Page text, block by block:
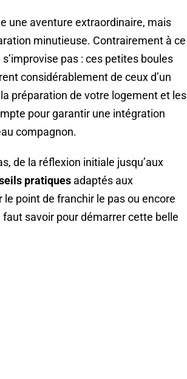
une aventure extraordinaire, mais
minutieuse. Contrairement à ce
s’improvise pas : ces petites boules
considérablement de ceux d’un
préparation de votre logement et les
pour garantir une intégration
compagnon.
de la réflexion initiale jusqu’aux
pratiques adaptés aux
point de franchir le pas ou encore
savoir pour démarrer cette belle